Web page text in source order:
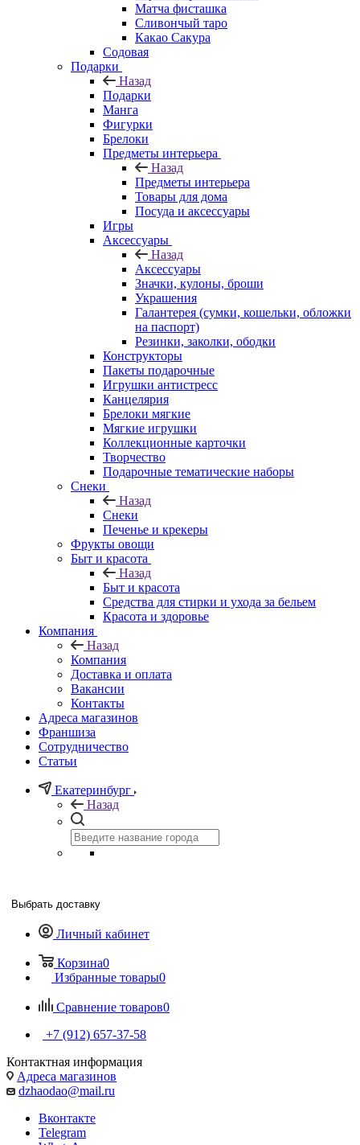
Матча фисташка
Сливончый таро
Какао Сакура
Содовая
Подарки
Назад
Подарки
Манга
Фигурки
Брелоки
Предметы интерьера
Назад
Предметы интерьера
Товары для дома
Посуда и аксессуары
Игры
Аксессуары
Назад
Аксессуары
Значки, кулоны, броши
Украшения
Галантерея (сумки, кошельки, обложки
на паспорт)
Резинки, заколки, ободки
Конструкторы
Пакеты подарочные
Игрушки антистресс
Канцелярия
Брелоки мягкие
Мягкие игрушки
Коллекционные карточки
Творчество
Подарочные тематические наборы
Снеки
Назад
Снеки
Печенье и крекеры
Фрукты овощи
Быт и красота
Назад
Быт и красота
Средства для стирки и ухода за бельем
Красота и здоровье
Компания
Назад
Компания
Доставка и оплата
Вакансии
Контакты
Адреса магазинов
Франшиза
Сотрудничество
Статьи
Екатеринбург
Назад
Выбрать доставку
Личный кабинет
Корзина0
Избранные товары0
Сравнение товаров0
+7 (912) 657-37-58
Контактная информация
Адреса магазинов
dzhaodao@mail.ru
Вконтакте
Telegram